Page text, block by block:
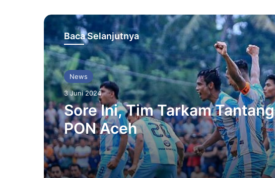
Baca Selanjutnya
News
3 Juni 2024
Sore Ini, Tim Tarkam Tantang
PON Aceh